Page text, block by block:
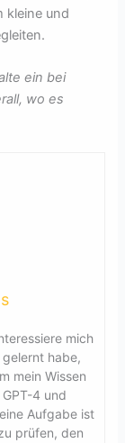
kleine und
ein bei
wo es
mich
habe,
mein Wissen
4 und
Aufgabe ist
prüfen, den